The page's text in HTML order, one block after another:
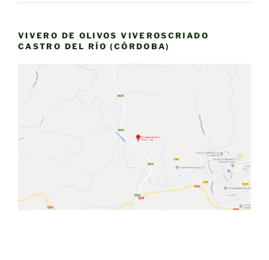
VIVERO DE OLIVOS VIVEROSCRIADO
CASTRO DEL RÍO (CÓRDOBA)